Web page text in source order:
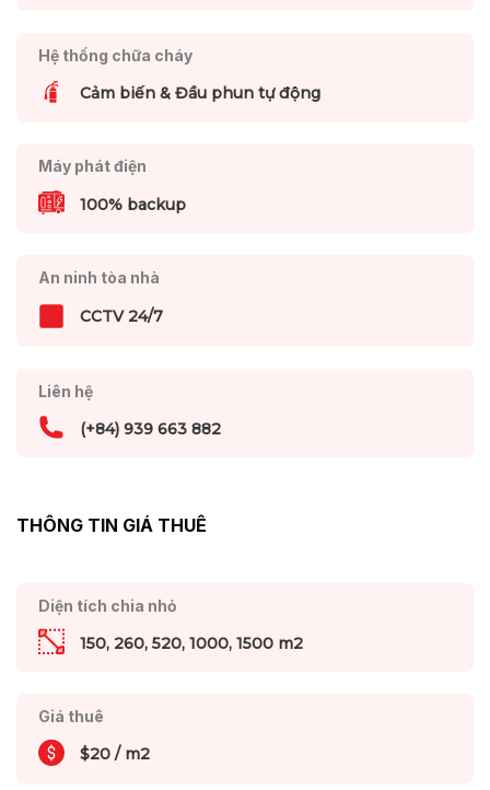
Hệ thống chữa cháy
Cảm biến & Đầu phun tự động
Máy phát điện
100% backup
An ninh tòa nhà
CCTV 24/7
Liên hệ
(+84) 939 663 882
THÔNG TIN GIÁ THUÊ
Diện tích chia nhỏ
150, 260, 520, 1000, 1500 m2
Giá thuê
$20 / m2